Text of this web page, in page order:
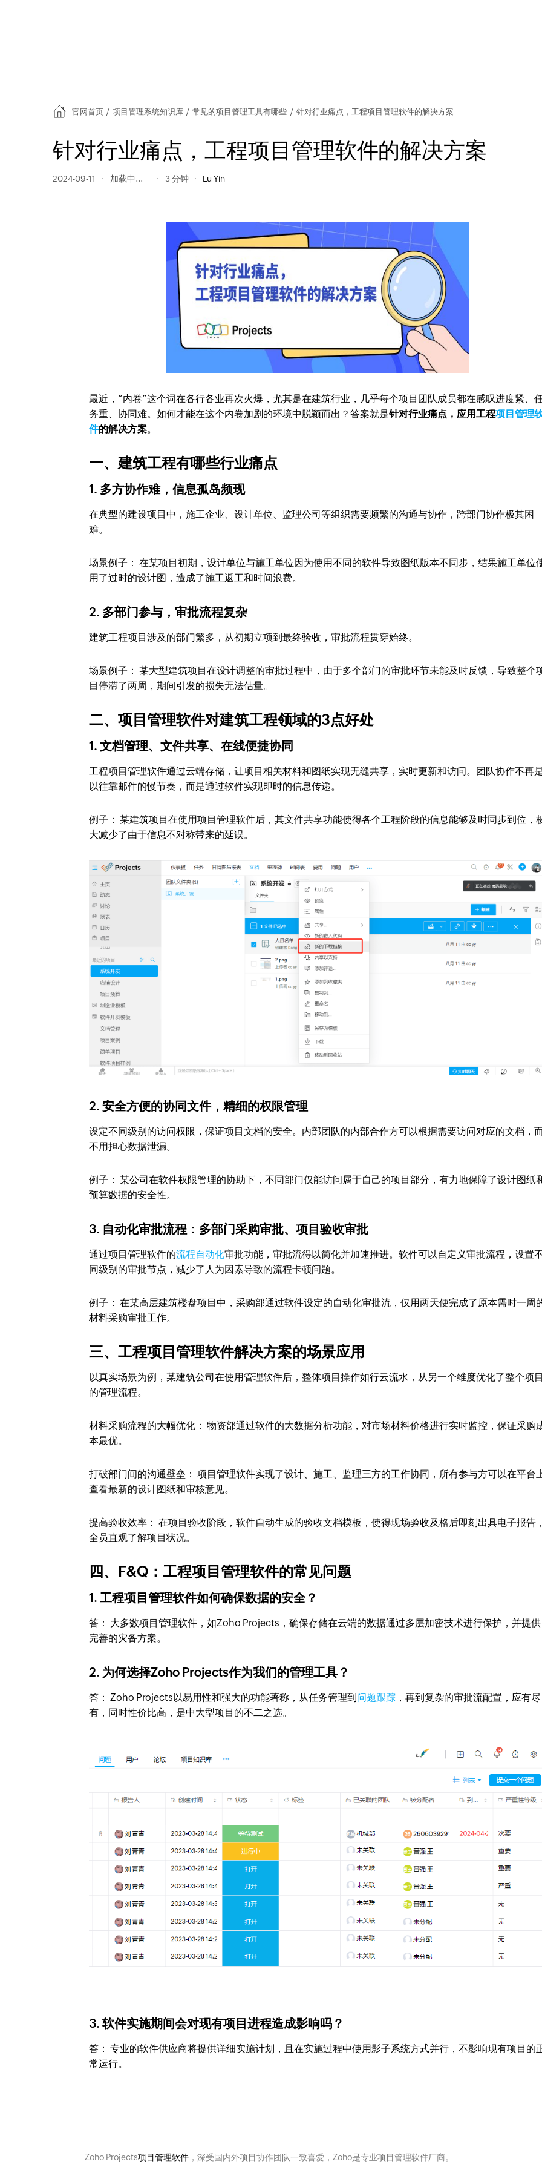
官网首页 / 项目管理系统知识库 / 常见的项目管理工具有哪些 / 针对行业痛点，工程项目管理软件的解决方案
针对行业痛点，工程项目管理软件的解决方案
2024-09-11 241 阅读量 3 分钟 Lu Yin
最近，“内卷”这个词在各行各业再次火爆，尤其是在建筑行业，几乎每个项目团队成员都在感叹进度紧、
务重、协同难。如何才能在这个内卷加剧的环境中脱颖而出？答案就是针对行业痛点，应用工程项目管理
件的解决方案。
一、建筑工程有哪些行业痛点
1. 多方协作难，信息孤岛频现
在典型的建设项目中，施工企业、设计单位、监理公司等组织需要频繁的沟通与协作，跨部门协作极其困
难。
场景例子： 在某项目初期，设计单位与施工单位因为使用不同的软件导致图纸版本不同步，结果施工单位
用了过时的设计图，造成了施工返工和时间浪费。
2. 多部门参与，审批流程复杂
建筑工程项目涉及的部门繁多，从初期立项到最终验收，审批流程贯穿始终。
场景例子： 某大型建筑项目在设计调整的审批过程中，由于多个部门的审批环节未能及时反馈，导致整个
目停滞了两周，期间引发的损失无法估量。
二、项目管理软件对建筑工程领域的3点好处
1. 文档管理、文件共享、在线便捷协同
工程项目管理软件通过云端存储，让项目相关材料和图纸实现无缝共享，实时更新和访问。团队协作不再
以往靠邮件的慢节奏，而是通过软件实现即时的信息传递。
例子： 某建筑项目在使用项目管理软件后，其文件共享功能使得各个工程阶段的信息能够及时同步到位，
大减少了由于信息不对称带来的延误。
2. 安全方便的协同文件，精细的权限管理
设定不同级别的访问权限，保证项目文档的安全。内部团队的内部合作方可以根据需要访问对应的文档，
不用担心数据泄漏。
例子： 某公司在软件权限管理的协助下，不同部门仅能访问属于自己的项目部分，有力地保障了设计图纸
预算数据的安全性。
3. 自动化审批流程：多部门采购审批、项目验收审批
通过项目管理软件的流程自动化审批功能，审批流得以简化并加速推进。软件可以自定义审批流程，设置
同级别的审批节点，减少了人为因素导致的流程卡顿问题。
例子： 在某高层建筑楼盘项目中，采购部通过软件设定的自动化审批流，仅用两天便完成了原本需时一周
材料采购审批工作。
三、工程项目管理软件解决方案的场景应用
以真实场景为例，某建筑公司在使用管理软件后，整体项目操作如行云流水，从另一个维度优化了整个项
的管理流程。
材料采购流程的大幅优化： 物资部通过软件的大数据分析功能，对市场材料价格进行实时监控，保证采购
本最优。
打破部门间的沟通壁垒： 项目管理软件实现了设计、施工、监理三方的工作协同，所有参与方可以在平台
查看最新的设计图纸和审核意见。
提高验收效率： 在项目验收阶段，软件自动生成的验收文档模板，使得现场验收及格后即刻出具电子报告
全员直观了解项目状况。
四、F&Q：工程项目管理软件的常见问题
1. 工程项目管理软件如何确保数据的安全？
答： 大多数项目管理软件，如Zoho Projects，确保存储在云端的数据通过多层加密技术进行保护，并提供
完善的灾备方案。
2. 为何选择Zoho Projects作为我们的管理工具？
答： Zoho Projects以易用性和强大的功能著称，从任务管理到问题跟踪 ，再到复杂的审批流配置，应有尽
有，同时性价比高，是中大型项目的不二之选。
3. 软件实施期间会对现有项目进程造成影响吗？
答： 专业的软件供应商将提供详细实施计划，且在实施过程中使用影子系统方式并行，不影响现有项目的
常运行。
Zoho Projects项目管理软件，深受国内外项目协作团队一致喜爱，Zoho是专业项目管理软件厂商。